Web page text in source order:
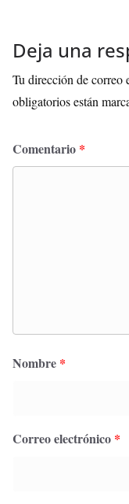
Deja una
Tu dirección de correo
obligatorios están
Comentario *
Nombre *
Correo electrónico *